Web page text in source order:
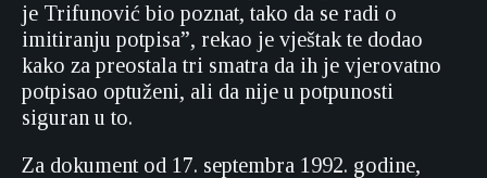
je Trifunović bio poznat, tako da se radi o
imitiranju potpisa”, rekao je vještak te dodao
kako za preostala tri smatra da ih je vjerovatno
potpisao optuženi, ali da nije u potpunosti
siguran u to.
Za dokument od 17. septembra 1992. godine,